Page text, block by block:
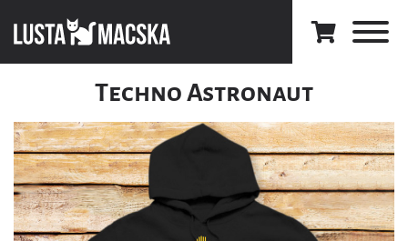
Techno Astronaut